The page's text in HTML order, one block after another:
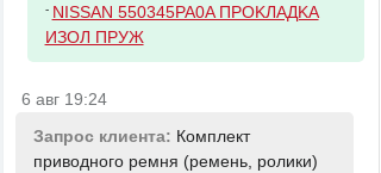
- NISSAN 550345PA0A ПPOKЛAДKA
ИЗOЛ ПPУЖ
6 авг 19:24
Запрос клиента: Комплект
приводного ремня (ремень, ролики)